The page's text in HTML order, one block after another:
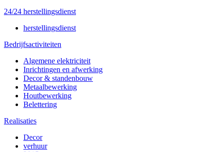
24/24 herstellingsdienst
herstellingsdienst
Bedrijfsactiviteiten
Algemene elektriciteit
Inrichtingen en afwerking
Decor & standenbouw
Metaalbewerking
Houtbewerking
Belettering
Realisaties
Decor
verhuur